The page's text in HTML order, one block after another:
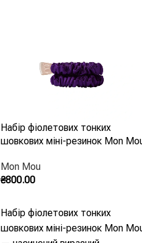
виразності.
2 оберти для густого
Набір фіолетових тонких
шовкових міні-резинок Mon
Mon Mou
₴800.00
Набір фіолетових тонких
шовкових міні-резинок Mon